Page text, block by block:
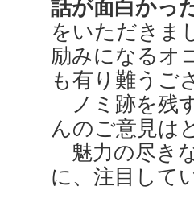
話が面白かっ
をいただきま
励みになるオ
も有り難うご
ノミ跡を残
んのご意見は
魅力の尽き
に、注目して